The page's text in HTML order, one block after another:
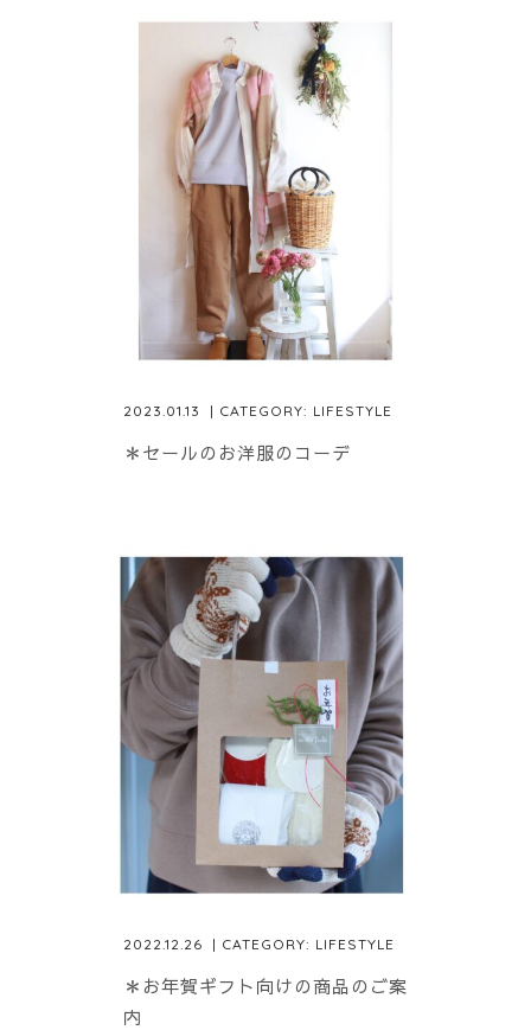
2023.01.13 | CATEGORY: LIFESTYLE
＊セールのお洋服のコーデ
2022.12.26 | CATEGORY: LIFESTYLE
＊お年賀ギフト向けの商品のご案
内